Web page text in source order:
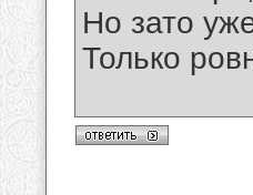
Но зато
Только